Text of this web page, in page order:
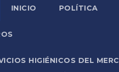
INICIO POLÍTICA
HIGIÉNICOS DEL